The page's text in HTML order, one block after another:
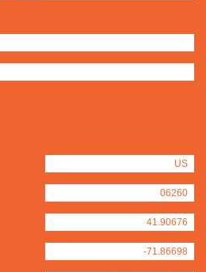
US
06260
41.90676
-71.86698